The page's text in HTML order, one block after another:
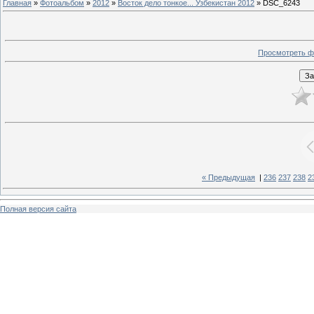
Главная » Фотоальбом » 2012 » Восток дело тонкое... Узбекистан 2012 » DSC_6243
Просмотреть
« Предыдущая 236 237 238
Полная версия сайта